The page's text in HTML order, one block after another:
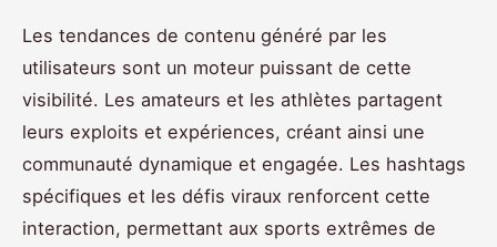
Les tendances de contenu généré par les
utilisateurs sont un moteur puissant de cette
visibilité. Les amateurs et les athlètes partagent
leurs exploits et expériences, créant ainsi une
communauté dynamique et engagée. Les hashtags
spécifiques et les défis viraux renforcent cette
interaction, permettant aux sports extrêmes de